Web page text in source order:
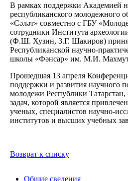
В рамках поддержки Академией
республиканского молодежного
«Сәләт» совместно с ГБУ
сотрудники Института
(Ф.Ш. Хузин, З.Г. Шакиров)
Республиканской научно-
школы «Фәнсар» им. М.И.
Прошедшая 13 апреля
поддержки и развития научного
молодежи Республики
задач, которой является
ученых, специалистов научно-
институтов и высших учебных
Возврат к списку
Общие сведения